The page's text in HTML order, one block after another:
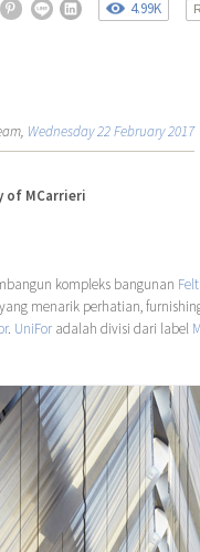
4.99K
Wednesday 22 February 2017
of MCarrieri
kompleks bangunan
menarik perhatian,
. UniFor adalah divisi dari label